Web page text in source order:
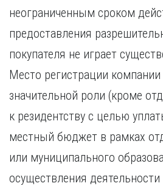
неограниченным сроком
предоставления
покупателя не играет
Место регистрации компании
значительной роли (кроме
к резидентству с целью
местный бюджет в рамках
или муниципального
осуществления